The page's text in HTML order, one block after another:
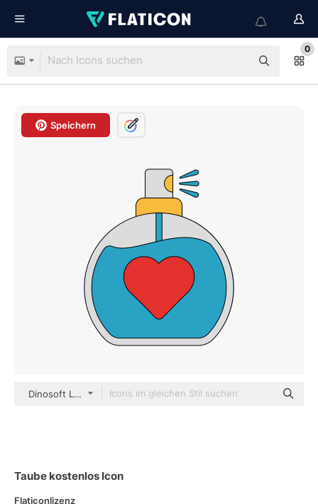
0
Speichern
Dinosoft Lineal Color
Taube kostenlos Icon
Flaticonlizenz